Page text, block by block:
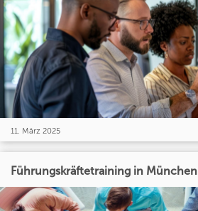
11. März 2025
Führungskräftetraining in München